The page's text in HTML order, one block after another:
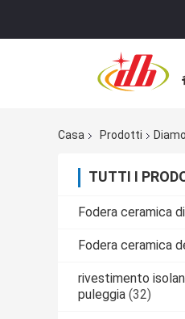
Casa Prodotti
TUTTI I
Fodera ceramica
Fodera ceramica
rivestimento
puleggia (32)